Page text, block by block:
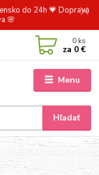
do 24h 💗 Doprava
🌸
Menu
Hľadať
0 ks
za 0 €